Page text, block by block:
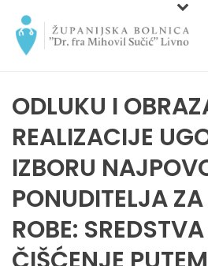
ODLUKU I
REALIZACIJE
IZBORU
PONUDITELJA
ROBE: